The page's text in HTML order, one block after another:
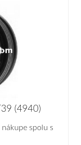
(4940)
nákupe spolu s